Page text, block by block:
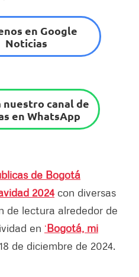
en Google
Noticias
nuestro canal de
en WhatsApp
de Bogotá
2024 con diversas
de lectura alrededor de
en ‘Bogotá, mi
de diciembre de 2024.